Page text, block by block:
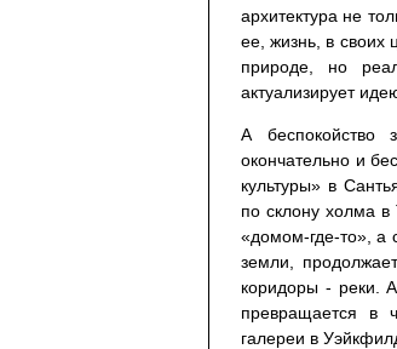
архитектура не
ее, жизнь, в своих
природе, но
актуализирует
А беспокойство
окончательно и
культуры» в
по склону холма
«домом-где-то», а
земли,
коридоры - реки.
превращается в
галереи в